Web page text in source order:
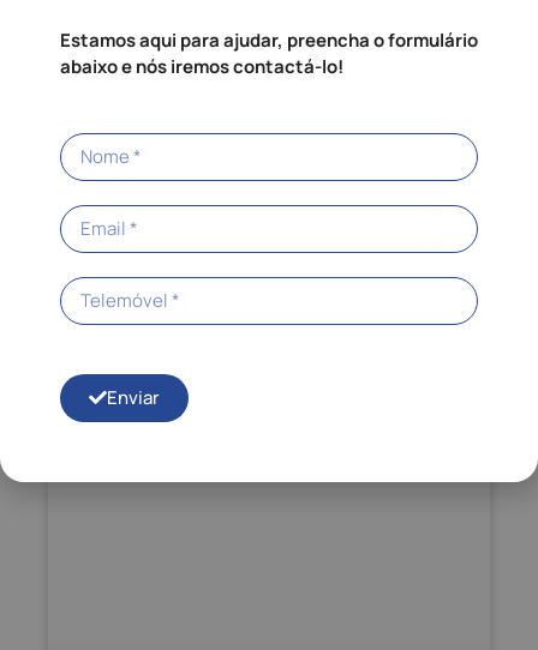
Coleção Limelight®
Saiba mais
Estamos aqui para ajudar, preencha o formulário
abaixo e nós iremos contactá-lo!
Enviar